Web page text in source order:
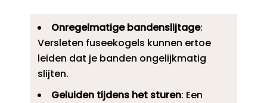
Onregelmatige bandenslijtage:
Versleten fuseekogels kunnen ertoe
leiden dat je banden ongelijkmatig
slijten.​
Geluiden tijdens het sturen: Een